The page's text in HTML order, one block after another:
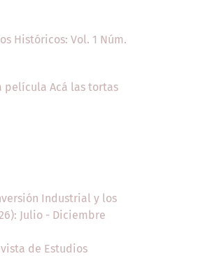
Históricos: Vol. 1 Núm.
Acá las tortas
Industrial y los
Julio - Diciembre
de Estudios